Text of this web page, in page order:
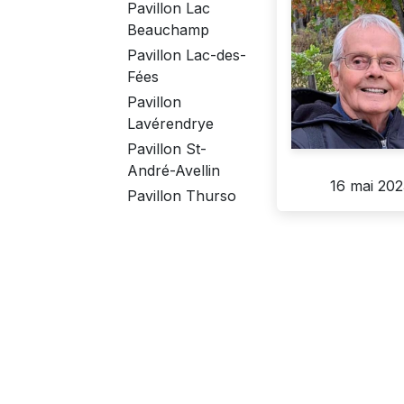
Pavillon Lac
Beauchamp
Pavillon Lac-des-
Fées
Pavillon
Lavérendrye
Pavillon St-
André-Avellin
Pavillon Thurso
16 mai